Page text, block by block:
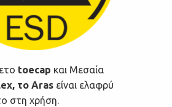
toecap και Μεσαία
το Aras είναι ελαφρύ
στη χρήση.